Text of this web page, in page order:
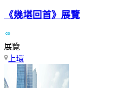
《幾堪回首》展覽
展覽
上環